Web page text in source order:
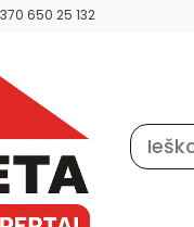
650 25 132